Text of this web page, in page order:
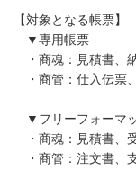
【対象となる帳票】
▼専用帳票
・商魂：見積書、
・商管：仕入伝票
▼フリーフォーマ
・商魂：見積書、
・商管：注文書、